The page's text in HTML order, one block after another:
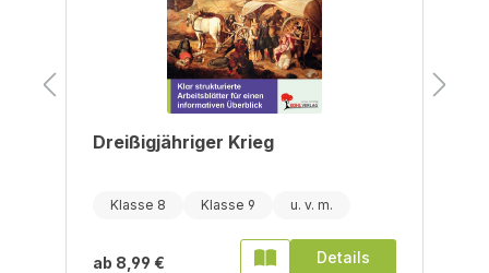
Dreißigjähriger Krieg
Klasse 8 Klasse 9
ab 8,99 € Details